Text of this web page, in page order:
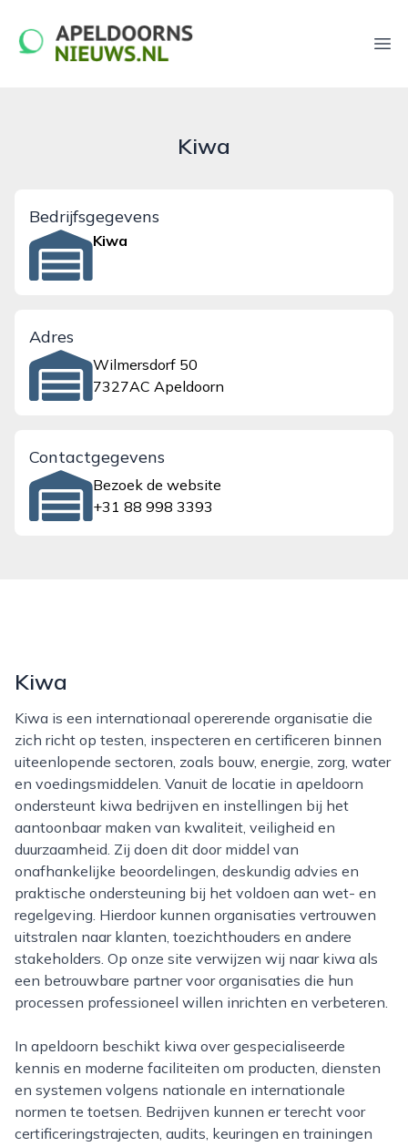
apeldoornsnieuws.nl
Kiwa
Bedrijfsgegevens
Kiwa
Adres
Wilmersdorf 50
7327AC Apeldoorn
Contactgegevens
Bezoek de website
+31 88 998 3393
Kiwa
Kiwa is een internationaal opererende organisatie die
zich richt op testen, inspecteren en certificeren binnen
uiteenlopende sectoren, zoals bouw, energie, zorg, water
en voedingsmiddelen. Vanuit de locatie in apeldoorn
ondersteunt kiwa bedrijven en instellingen bij het
aantoonbaar maken van kwaliteit, veiligheid en
duurzaamheid. Zij doen dit door middel van
onafhankelijke beoordelingen, deskundig advies en
praktische ondersteuning bij het voldoen aan wet- en
regelgeving. Hierdoor kunnen organisaties vertrouwen
uitstralen naar klanten, toezichthouders en andere
stakeholders. Op onze site verwijzen wij naar kiwa als
een betrouwbare partner voor organisaties die hun
processen professioneel willen inrichten en verbeteren.
In apeldoorn beschikt kiwa over gespecialiseerde
kennis en moderne faciliteiten om producten, diensten
en systemen volgens nationale en internationale
normen te toetsen. Bedrijven kunnen er terecht voor
certificeringstrajecten, audits, keuringen en trainingen